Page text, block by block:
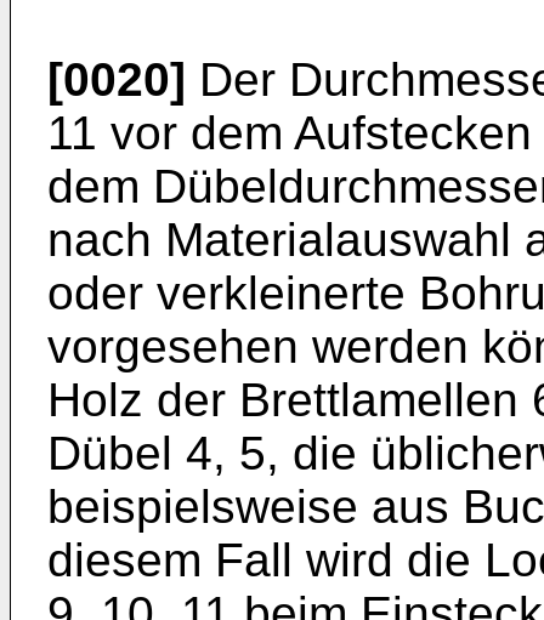
[0020] Der
11 vor dem
dem
nach Materialauswahl
oder verkleinerte
vorgesehen werden
Holz der Brettlamellen
Dübel 4, 5, die
beispielsweise aus
diesem Fall wird die